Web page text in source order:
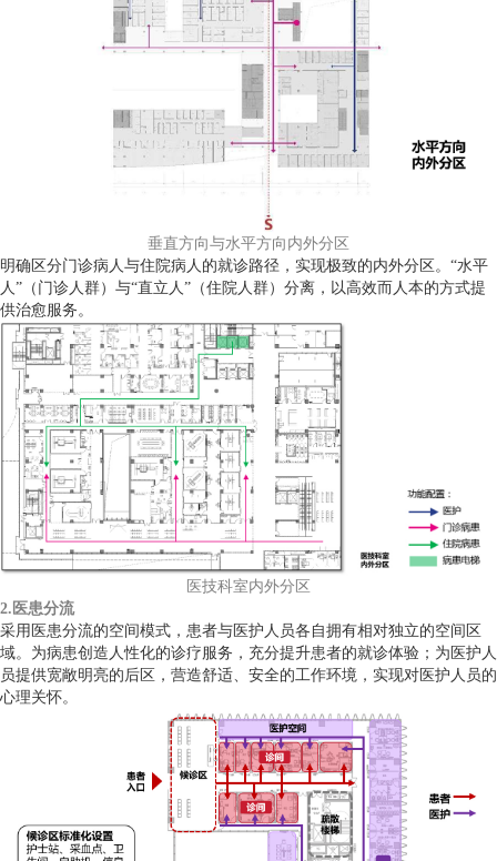
垂直方向与水平方向内外分区
明确区分门诊病人与住院病人的就诊路径，实现极致的内外分区。“水平
人”（门诊人群）与“直立人”（住院人群）分离，以高效而人本的方式提
供治愈服务。
医技科室内外分区
2.医患分流
采用医患分流的空间模式，患者与医护人员各自拥有相对独立的空间区
域。为病患创造人性化的诊疗服务，充分提升患者的就诊体验；为医护人
员提供宽敞明亮的后区，营造舒适、安全的工作环境，实现对医护人员的
心理关怀。